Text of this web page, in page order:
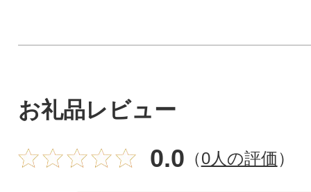
お礼品レビュー
0.0 （0人の評価）